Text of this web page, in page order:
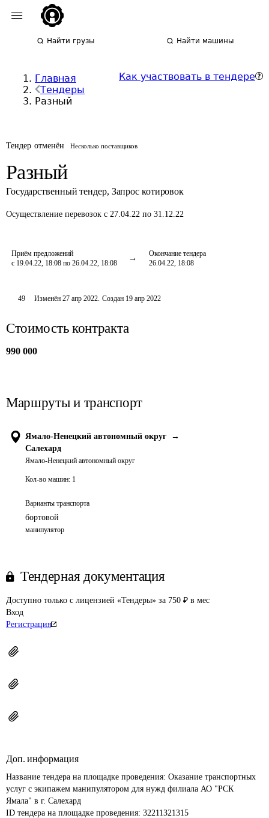
Найти грузы Найти машины
Главная
Тендеры
Разный
Как участвовать в тендере
Тендер отменён Несколько поставщиков
Разный
Государственный тендер, Запрос котировок
Осуществление перевозок с 27.04.22 по 31.12.22
Приём предложений
с 19.04.22, 18:08 по 26.04.22, 18:08
Окончание тендера
26.04.22, 18:08
49 Изменён27 апр 2022. Создан 19 апр 2022
Стоимость контракта
990 000
Маршруты и транспорт
Ямало-Ненецкий автономный округ
→
Салехард
Ямало-Ненецкий автономный округ
Кол-во машин: 1
Варианты транспорта
бортовой
манипулятор
Тендерная документация
Доступно только с лицензией «Тендеры» за 750 ₽ в мес
Вход
Регистрация
Доп. информация
Название тендера на площадке проведения: Оказание транспортных
услуг с экипажем манипулятором для нужд филиала АО "РСК
Ямала" в г. Салехард
ID тендера на площадке проведения: 32211321315